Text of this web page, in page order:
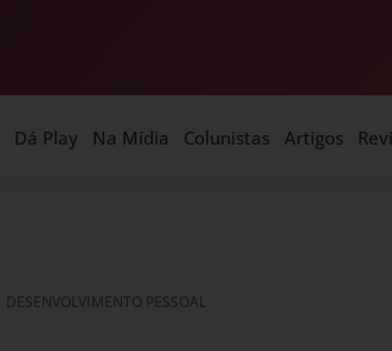
Dá Play Na Mídia Colunistas Artigos
DESENVOLVIMENTO PESSOAL